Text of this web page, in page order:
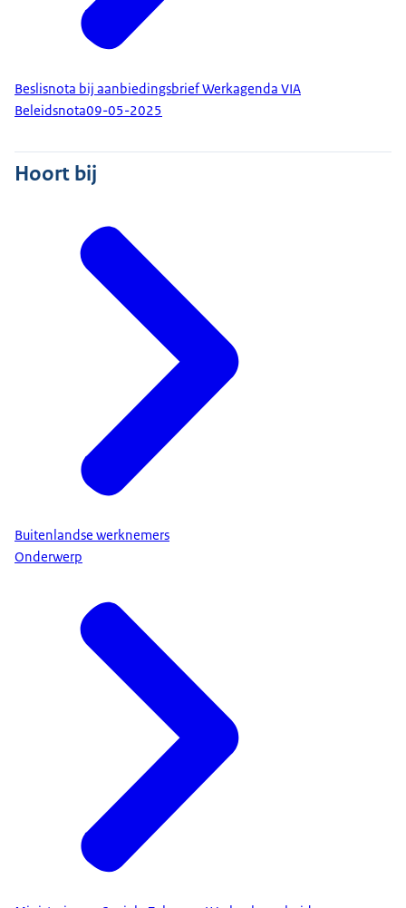
Beslisnota bij aanbiedingsbrief Werkagenda VIA
Beleidsnota09-05-2025
Hoort bij
Buitenlandse werknemers
Onderwerp